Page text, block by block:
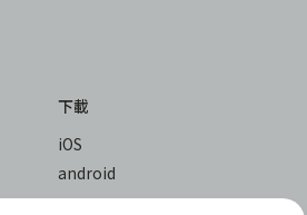
下載
iOS
android